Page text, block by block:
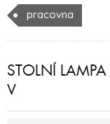
pracovna
STOLNÍ
V